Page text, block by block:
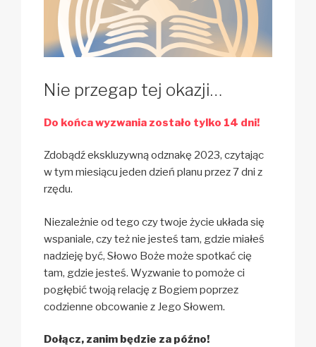
Nie przegap tej okazji…
Do końca wyzwania zostało tylko 14 dni!
Zdobądź ekskluzywną odznakę 2023, czytając
w tym miesiącu jeden dzień planu przez 7 dni z
rzędu.
Niezależnie od tego czy twoje życie układa się
wspaniale, czy też nie jesteś tam, gdzie miałeś
nadzieję być, Słowo Boże może spotkać cię
tam, gdzie jesteś. Wyzwanie to pomoże ci
pogłębić twoją relację z Bogiem poprzez
codzienne obcowanie z Jego Słowem.
Dołącz, zanim będzie za późno!